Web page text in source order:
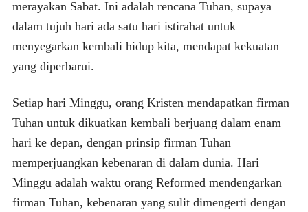
merayakan Sabat. Ini adalah rencana Tuhan, supaya
dalam tujuh hari ada satu hari istirahat untuk
menyegarkan kembali hidup kita, mendapat kekuatan
yang diperbarui.
Setiap hari Minggu, orang Kristen mendapatkan firman
Tuhan untuk dikuatkan kembali berjuang dalam enam
hari ke depan, dengan prinsip firman Tuhan
memperjuangkan kebenaran di dalam dunia. Hari
Minggu adalah waktu orang Reformed mendengarkan
firman Tuhan, kebenaran yang sulit dimengerti dengan